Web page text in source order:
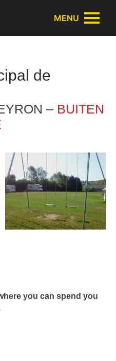
MENU
de
– BUITEN
you can spend you